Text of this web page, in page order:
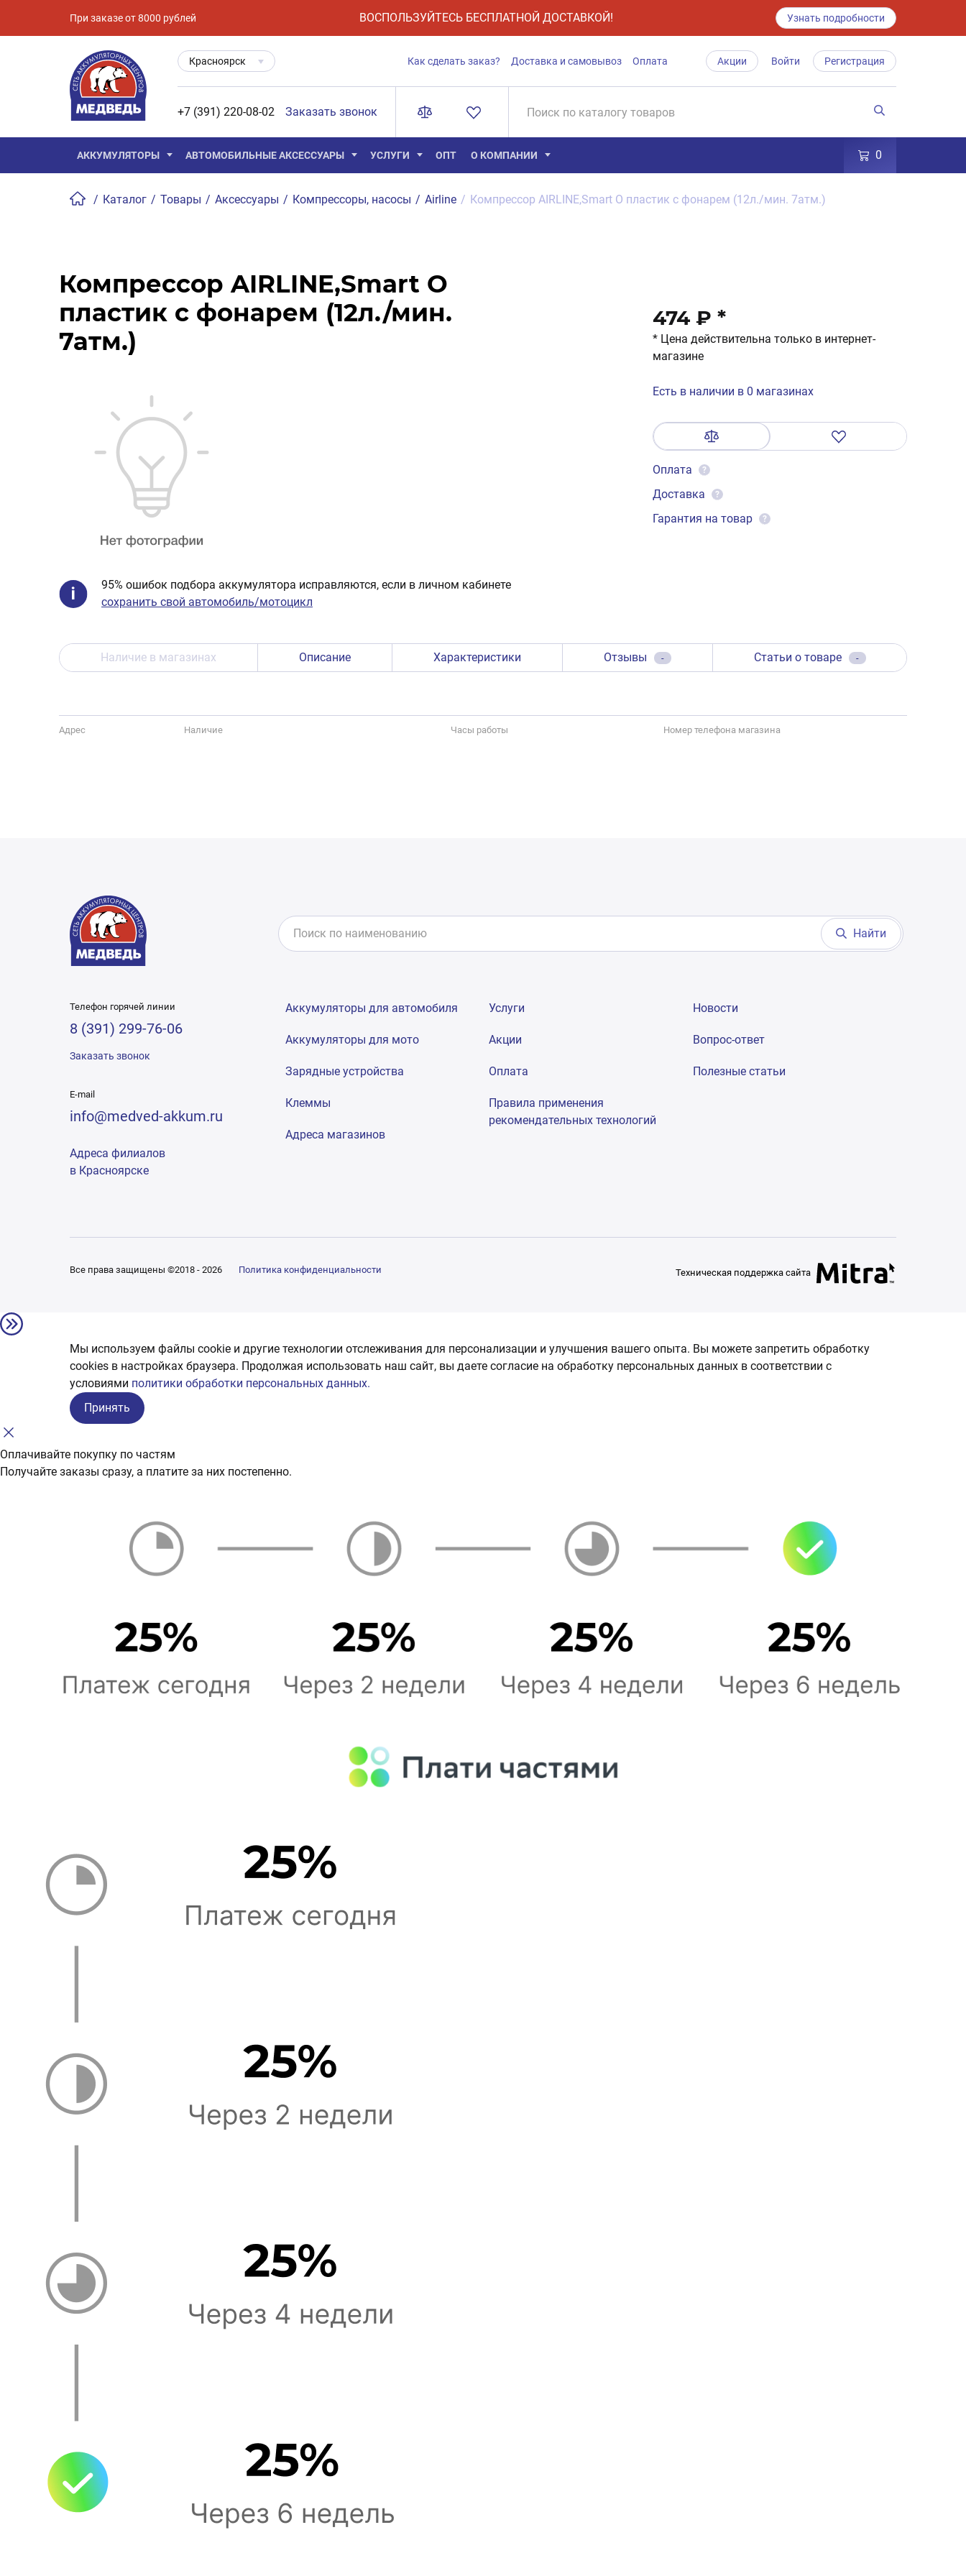
При заказе от 8000 рублей ВОСПОЛЬЗУЙТЕСЬ БЕСПЛАТНОЙ ДОСТАВКОЙ! Узнать подробности
Красноярск Как сделать заказ? Доставка и самовывоз Оплата Акции Войти Регистрация
+7 (391) 220-08-02 Заказать звонок
АККУМУЛЯТОРЫ АВТОМОБИЛЬНЫЕ АКСЕССУАРЫ УСЛУГИ ОПТ О КОМПАНИИ 0
/ Каталог / Товары / Аксессуары / Компрессоры, насосы / Airline / Компрессор AIRLINE,Smart О пластик с фонарем (12л./мин. 7атм.)
Компрессор AIRLINE,Smart О
пластик с фонарем (12л./мин.
7атм.)
95% ошибок подбора аккумулятора исправляются, если в личном кабинете
сохранить свой автомобиль/мотоцикл
474 ₽ *
* Цена действительна только в интернет-
магазине
Есть в наличии в 0 магазинах
Оплата ?
Доставка ?
Гарантия на товар ?
Наличие в магазинах Описание Характеристики Отзывы - Статьи о товаре -
Адрес Наличие Часы работы Номер телефона магазина
Найти
Телефон горячей линии
8 (391) 299-76-06
Заказать звонок
E-mail
info@medved-akkum.ru
Адреса филиалов
в Красноярске
Аккумуляторы для автомобиля
Аккумуляторы для мото
Зарядные устройства
Клеммы
Адреса магазинов
Услуги
Акции
Оплата
Правила применения
рекомендательных технологий
Новости
Вопрос-ответ
Полезные статьи
Все права защищены ©2018 - 2026 Политика конфиденциальности Техническая поддержка сайта
Мы используем файлы cookie и другие технологии отслеживания для персонализации и улучшения вашего опыта. Вы можете запретить обработку
сookies в настройках браузера. Продолжая использовать наш сайт, вы даете согласие на обработку персональных данных в соответствии с
условиями политики обработки персональных данных.
Принять
Оплачивайте покупку по частям
Получайте заказы сразу, а платите за них постепенно.